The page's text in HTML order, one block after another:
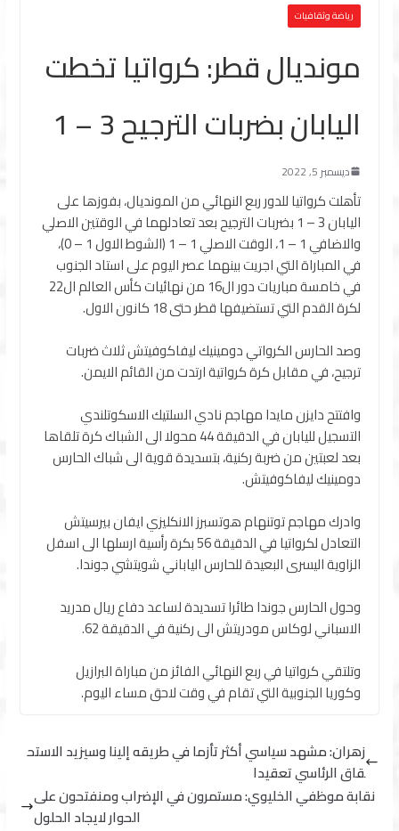
رياضة وثقافيات
مونديال قطر: كرواتيا تخطت
اليابان بضربات الترجيح 3 – 1
ديسمبر 5, 2022
تأهلت كرواتيا للدور ربع النهائي من المونديال، بفوزها على
اليابان 3 – 1 بضربات الترجيح بعد تعادلهما في الوقتين الاصلي
والاضافي 1 – 1، الوقت الاصلي 1 – 1 (الشوط الاول 1 – 0)،
في المباراة التي اجريت بينهما عصر اليوم على استاد الجنوب
في خامسة مباريات دور ال16 من نهائيات كأس العالم ال22
لكرة القدم التي تستضيفها قطر حتى 18 كانون الاول.
وصد الحارس الكرواتي دومينيك ليفاكوفيتش ثلاث ضربات
ترجيح، في مقابل كرة كرواتية ارتدت من القائم الايمن.
وافتتح دايزن مايدا مهاجم نادي السلتيك الاسكوتلندي
التسجيل لليابان في الدقيقة 44 محولا الى الشباك كرة تلقاها
بعد لعبتين من ضربة ركنية، بتسديدة قوية الى شباك الحارس
دومينيك ليفاكوفيتش.
وادرك مهاجم توتنهام هوتسبرز الانكليزي ايفان بيرسيتش
التعادل لكرواتيا في الدقيقة 56 بكرة رأسية ارسلها الى اسفل
الزاوية اليسرى البعيدة للحارس الياباني شويتشي جوندا.
وحول الحارس جوندا طائرا تسديدة لساعد دفاع ريال مدريد
الاسباني لوكاس مودريتش الى ركنية في الدقيقة 62.
وتلتقي كرواتيا في ربع النهائي الفائز من مباراة البرازيل
وكوريا الجنوبية التي تقام في وقت لاحق مساء اليوم.
زهران: مشهد سياسي أكثر تأزما في طريقه إلينا وسيزيد الاستح
قاق الرئاسي تعقيدا
نقابة موظفي الخليوي: مستمرون في الإضراب ومنفتحون على
الحوار لايجاد الحلول